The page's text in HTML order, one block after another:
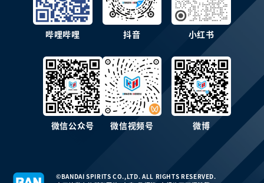
哔哩哔哩 抖音 小红书
微信公众号 微信视频号 微博
©BANDAI SPIRITS CO.,LTD. ALL RIGHTS RESERVED.